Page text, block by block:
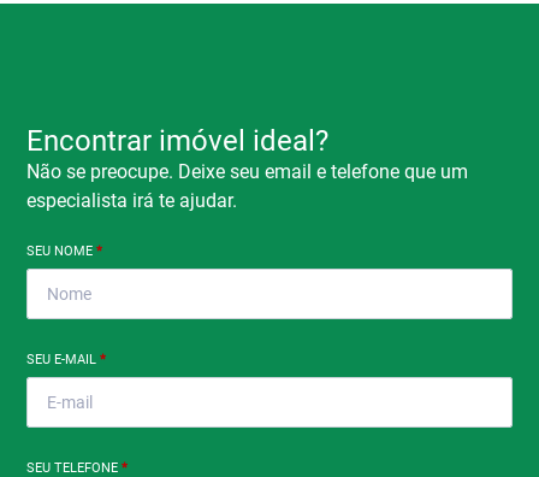
Encontrar imóvel ideal?
Não se preocupe. Deixe seu email e telefone que um
especialista irá te ajudar.
SEU NOME*
SEU E-MAIL*
SEU TELEFONE*